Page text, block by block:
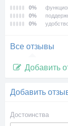
0%
0%
0%
Все отзывы
Добавить
Добавить
Достоинства